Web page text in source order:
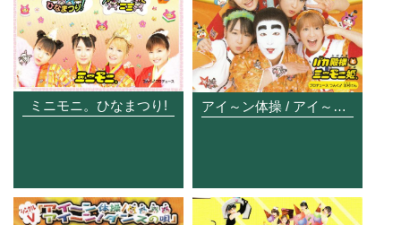
ミニモニ。ひなまつり! アイ～ン体操 / アイ～ン!ダンスの唄